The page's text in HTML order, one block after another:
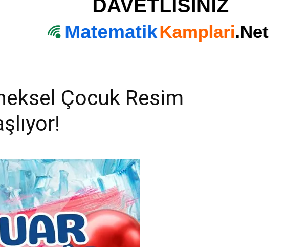
Çocuk Resim